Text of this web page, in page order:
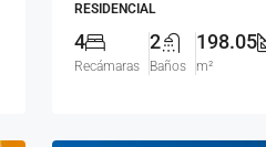
RESIDENCIAL
4
Recámaras
2
Baños
198.05
m²